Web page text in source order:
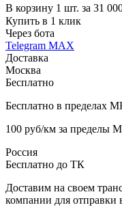
В корзину 1 шт. за 31
Купить в 1 клик
Через бота
Telegram MAX
Доставка
Москва
Бесплатно
Бесплатно в пределах
100 руб/км за пределы
Россия
Бесплатно до ТК
Доставим на своем
компании для отправки